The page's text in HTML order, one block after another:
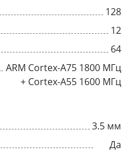
128
12
64
ARM Cortex-A75 1800 МГц
+ Cortex-A55 1600 МГц
3.5 мм
Да